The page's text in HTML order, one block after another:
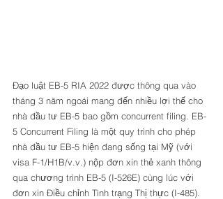
Đạo luật EB-5 RIA 2022 được thông qua vào
tháng 3 năm ngoái mang đến nhiều lợi thế cho
nhà đầu tư EB-5 bao gồm concurrent filing. EB-
5 Concurrent Filing là một quy trình cho phép
nhà đầu tư EB-5 hiện đang sống tại Mỹ (với
visa F-1/H1B/v.v.) nộp đơn xin thẻ xanh thông
qua chương trình EB-5 (I-526E) cùng lúc với
đơn xin Điều chỉnh Tình trạng Thị thực (I-485).